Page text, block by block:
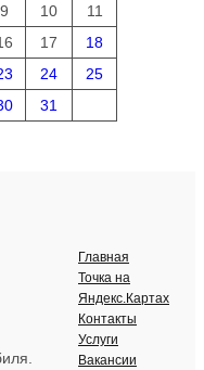
9 10
11
17
18
24
25
31
Главная
Точка на
Яндекс.Картах
Контакты
Услуги
Вакансии